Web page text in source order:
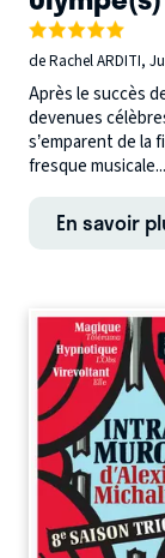
de Rachel ARDITI,
Après le succès
devenues
s’emparent de la
fresque musicale...
En savoir